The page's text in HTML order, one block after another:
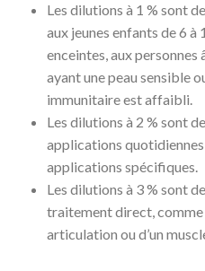
Les dilutions à 1 % sont
aux jeunes enfants de 6 à
enceintes, aux personnes
ayant une peau sensible
immunitaire est affaibli.
Les dilutions à 2 % sont
applications
applications spécifiques.
Les dilutions à 3 % sont
traitement direct, comme
articulation ou d’un